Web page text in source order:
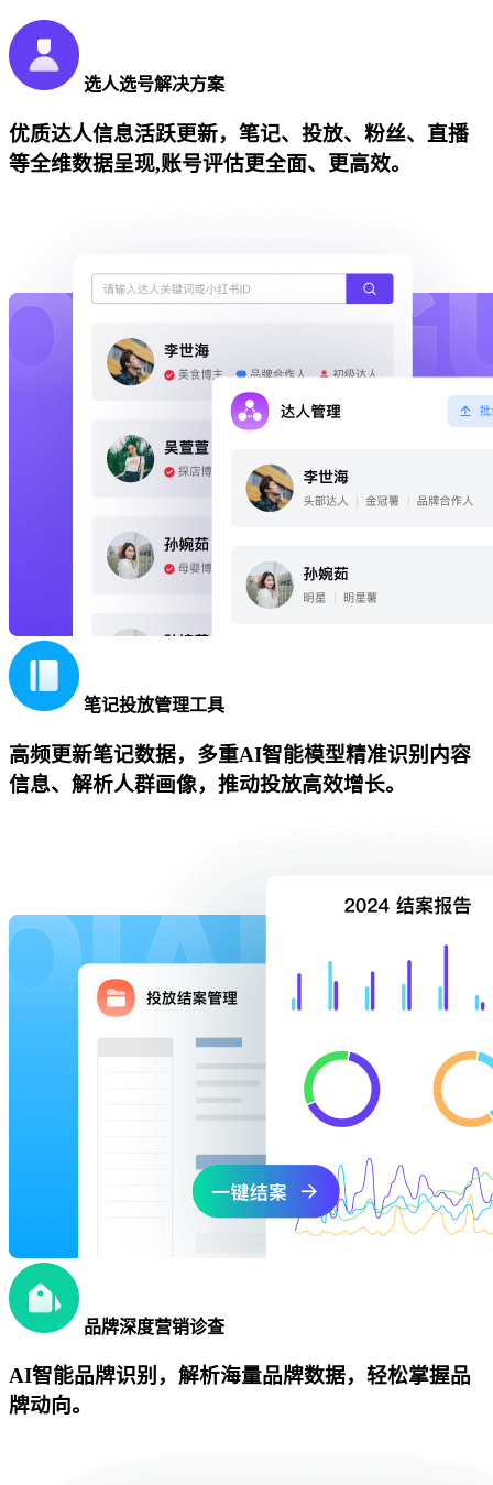
选人选号解决方案
优质达人信息活跃更新，笔记、投放、粉丝、直播
等全维数据呈现,账号评估更全面、更高效。
笔记投放管理工具
高频更新笔记数据，多重AI智能模型精准识别内容
信息、解析人群画像，推动投放高效增长。
品牌深度营销诊查
AI智能品牌识别，解析海量品牌数据，轻松掌握品
牌动向。